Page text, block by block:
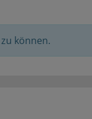
können.